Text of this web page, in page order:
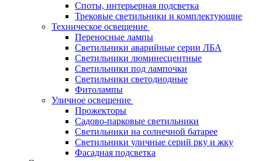
Споты, интерьерная подсветка
Трековые светильники и комплектующие
Техническое освещение
Переносные лампы
Светильники аварийные серии ЛБА
Светильники люминесцентные
Светильники под лампочки
Светильники светодиодные
Фитолампы
Уличное освещение
Прожекторы
Садово-парковые светильники
Светильники на солнечной батарее
Светильники уличные серий рку и жку
Фасадная подсветка